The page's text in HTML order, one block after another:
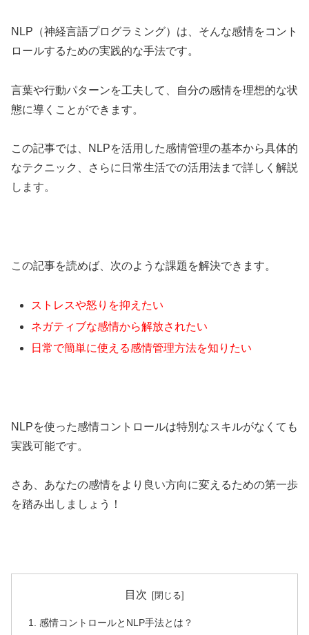
NLP（神経言語プログラミング）は、そんな感情をコント
ロールするための実践的な手法です。
言葉や行動パターンを工夫して、自分の感情を理想的な状
態に導くことができます。
この記事では、NLPを活用した感情管理の基本から具体的
なテクニック、さらに日常生活での活用法まで詳しく解説
します。
この記事を読めば、次のような課題を解決できます。
ストレスや怒りを抑えたい
ネガティブな感情から解放されたい
日常で簡単に使える感情管理方法を知りたい
NLPを使った感情コントロールは特別なスキルがなくても
実践可能です。
さあ、あなたの感情をより良い方向に変えるための第一歩
を踏み出しましょう！
目次
感情コントロールとNLP手法とは？